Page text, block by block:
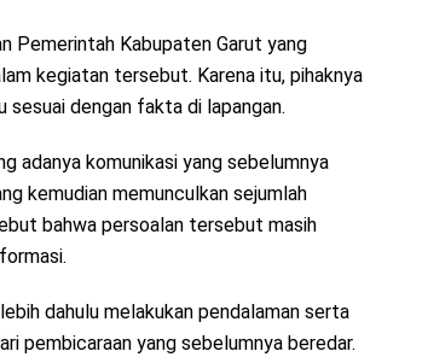
Pemerintah Kabupaten Garut yang
kegiatan tersebut. Karena itu, pihaknya
dengan fakta di lapangan.
adanya komunikasi yang sebelumnya
kemudian memunculkan sejumlah
bahwa persoalan tersebut masih
dahulu melakukan pendalaman serta
pembicaraan yang sebelumnya beredar.